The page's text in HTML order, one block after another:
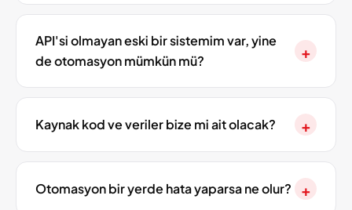
API'si olmayan eski bir sistemim var, yine
de otomasyon mümkün mü?
+
Kaynak kod ve veriler bize mi ait olacak? +
Otomasyon bir yerde hata yaparsa ne olur? +